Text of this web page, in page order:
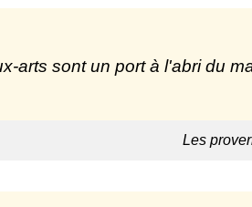
arts sont un port à l'abri du
Les